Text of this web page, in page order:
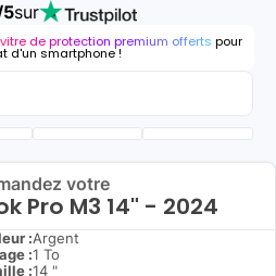
sur
de protection premium offerts pour
d'un smartphone !
votre
Pro M3 14" - 2024
:Argent
:1 To
:14 "